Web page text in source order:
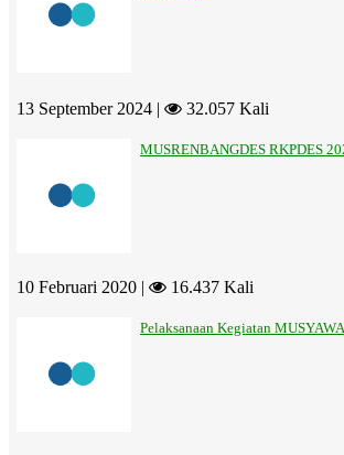
13 September 2024 | 32.057 Kali
MUSRENBANGDES RKPDES
10 Februari 2020 | 16.437 Kali
Pelaksanaan Kegiatan